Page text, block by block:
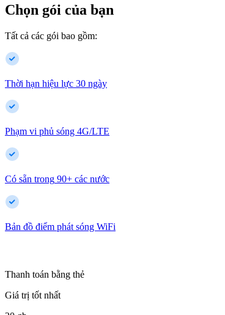
Chọn gói của bạn
Tất cả các gói bao gồm:
Thời hạn hiệu lực 30 ngày
Phạm vi phủ sóng 4G/LTE
Có sẵn trong 90+ các nước
Bản đồ điểm phát sóng WiFi
Thanh toán bằng thẻ
Giá trị tốt nhất